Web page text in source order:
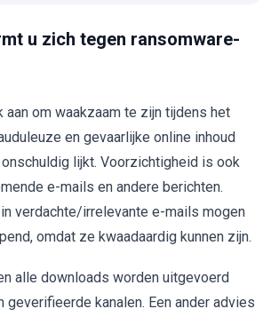
u zich tegen ransomware-
aan om waakzaam te zijn tijdens het
en gevaarlijke online inhoud
lijkt. Voorzichtigheid is ook
e-mails en andere berichten.
verdachte/irrelevante e-mails mogen
omdat ze kwaadaardig kunnen zijn.
alle downloads worden uitgevoerd
geverifieerde kanalen. Een ander advies